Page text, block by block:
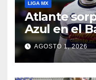
LIGA MX
Atlante
Azul en el
AGOSTO 1, 2026